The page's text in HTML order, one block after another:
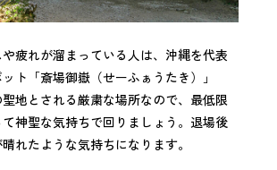
疲れが溜まっている人は、沖縄を代表
ト「斎場御嶽（せーふぁうたき）」
地とされる厳粛な場所なので、最低限
神聖な気持ちで回りましょう。退場後
れたような気持ちになります。